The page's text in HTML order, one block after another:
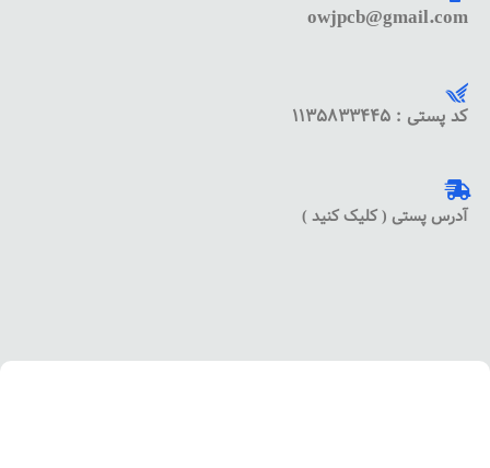
owjpcb@gmail.com
کد پستی : 1135833445
آدرس پستی ( کلیک کنید )